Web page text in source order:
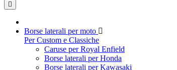
Borse laterali per moto
Per Custom e Classiche
Caruse per Royal Enfield
Borse laterali per Honda
Borse laterali per Kawasaki